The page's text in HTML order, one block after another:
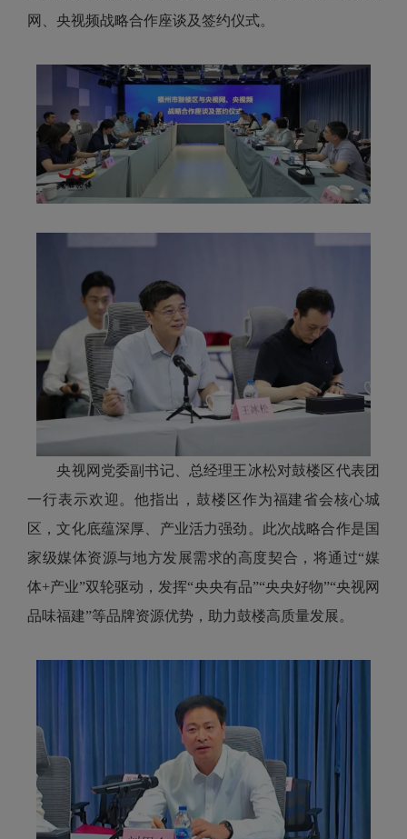
网、央视频战略合作座谈及签约仪式。
央视网党委副书记、总经理王冰松对鼓楼区代表团
一行表示欢迎。他指出，鼓楼区作为福建省会核心城
区，文化底蕴深厚、产业活力强劲。此次战略合作是国
家级媒体资源与地方发展需求的高度契合，将通过“媒
体+产业”双轮驱动，发挥“央央有品”“央央好物”“央视网
品味福建”等品牌资源优势，助力鼓楼高质量发展。